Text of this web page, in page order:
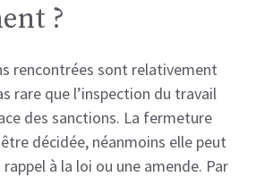
?
rencontrées sont relativement
rare que l’inspection du travail
des sanctions. La fermeture
décidée, néanmoins elle peut
à la loi ou une amende. Par